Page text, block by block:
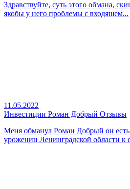
Здравствуйте, суть этого обмана,
якобы у него проблемы с входящем...
11.05.2022
Инвестиции Роман Добрый Отзывы
Меня обманул Роман Добрый он есть
урожениц Ленинградской области к